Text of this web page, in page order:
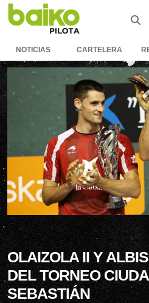
NOTICIAS CARTELERA
OLAIZOLA II Y
DEL TORNEO
SEBASTIÁN